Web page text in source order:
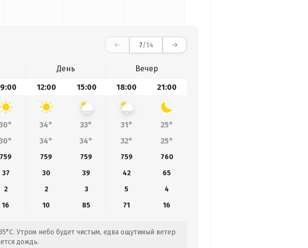
7/14
День
Вечер
12:00 15:00 18:00 21:00
34° 33° 31°
25°
34° 34° 32° 25°
759 759 759 759
760
37 30 39 42
65
2 2 3 5
4
16 10 85 71 16
Утром небо будет чистым, едва ощутимый ветер
дождь.